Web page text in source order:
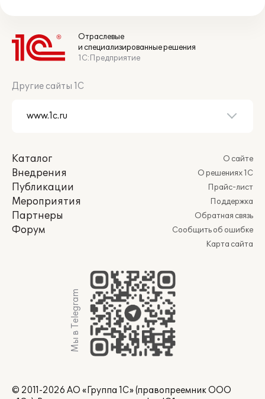
Отраслевые
и специализированные решения
1С:Предприятие
Другие сайты 1С
Каталог
Внедрения
Публикации
Мероприятия
Партнеры
Форум
О сайте
О решениях 1С
Прайс-лист
Поддержка
Обратная связь
Сообщить об ошибке
Карта сайта
Мы в Telegram
© 2011-2026 АО «Группа 1С» (правопреемник ООО